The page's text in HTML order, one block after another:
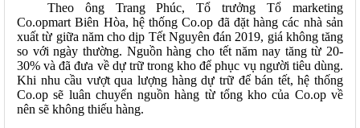
Theo ông Trang Phúc, Tổ trưởng Tổ marketing
Co.opmart Biên Hòa, hệ thống Co.op đã đặt hàng các nhà sản
xuất từ giữa năm cho dịp Tết Nguyên đán 2019, giá không tăng
so với ngày thường. Nguồn hàng cho tết năm nay tăng từ 20-
30% và đã đưa về dự trữ trong kho để phục vụ người tiêu dùng.
Khi nhu cầu vượt qua lượng hàng dự trữ để bán tết, hệ thống
Co.op sẽ luân chuyển nguồn hàng từ tổng kho của Co.op về
nên sẽ không thiếu hàng.